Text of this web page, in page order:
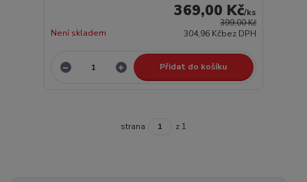
399,00 Kč
369,00 Kč/ks
304,96 Kčbez DPH
Není skladem
Přidat do košíku
strana z 1